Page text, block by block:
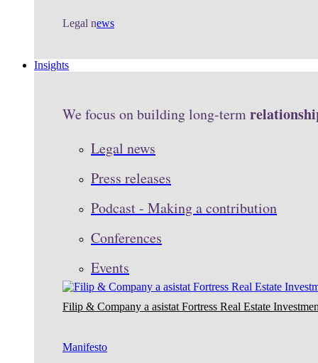
Legal news
Insights
We focus on building long-term
Legal news
Press releases
Podcast - Making a contribution
Conferences
Events
Filip & Company a asistat Fortress Real Estate
Manifesto